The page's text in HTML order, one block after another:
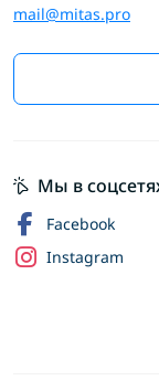
mail@mitas.pro
Мы в
Facebook
Instagram